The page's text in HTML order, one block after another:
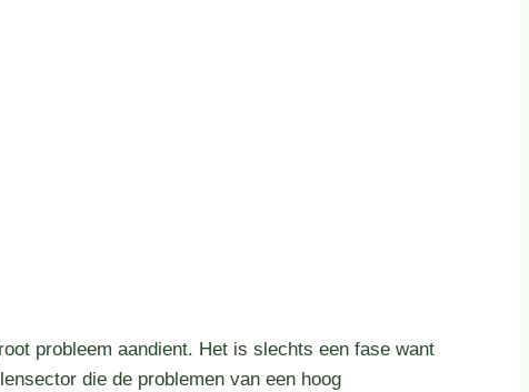
probleem aandient. Het is slechts een fase want
die de problemen van een hoog